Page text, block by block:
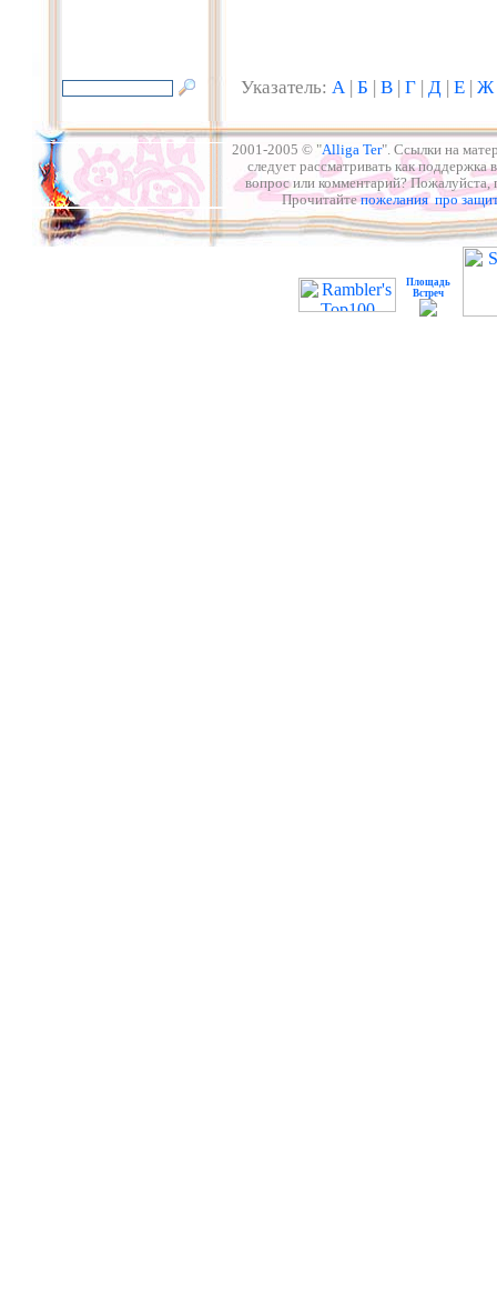
Указатель: А | Б | В | Г | Д | Е | Ж
2001-2005 © "Alliga Ter". Ссылки на
следует рассматривать как
вопрос или комментарий?
Прочитайтепожелания про
Площадь
Встреч